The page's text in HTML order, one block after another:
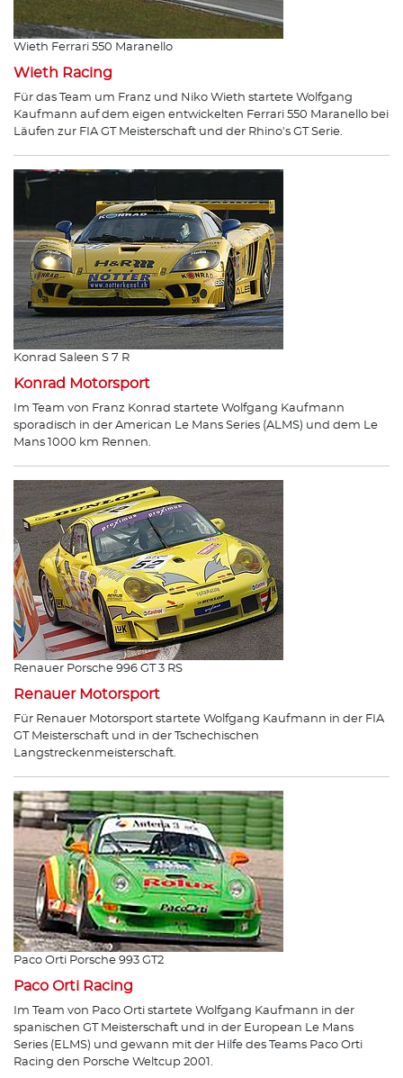
Wieth Ferrari 550 Maranello
Wieth Racing
Für das Team um Franz und Niko Wieth startete Wolfgang
Kaufmann auf dem eigen entwickelten Ferrari 550 Maranello bei
Läufen zur FIA GT Meisterschaft und der Rhino's GT Serie.
Konrad Saleen S 7 R
Konrad Motorsport
Im Team von Franz Konrad startete Wolfgang Kaufmann
sporadisch in der American Le Mans Series (ALMS) und dem Le
Mans 1000 km Rennen.
Renauer Porsche 996 GT 3 RS
Renauer Motorsport
Für Renauer Motorsport startete Wolfgang Kaufmann in der FIA
GT Meisterschaft und in der Tschechischen
Langstreckenmeisterschaft.
Paco Orti Porsche 993 GT2
Paco Orti Racing
Im Team von Paco Orti startete Wolfgang Kaufmann in der
spanischen GT Meisterschaft und in der European Le Mans
Series (ELMS) und gewann mit der Hilfe des Teams Paco Orti
Racing den Porsche Weltcup 2001.